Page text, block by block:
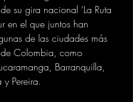
su gira nacional ‘La Ruta
en el que juntos han
de las ciudades más
de Colombia, como
Barranquilla,
Pereira.